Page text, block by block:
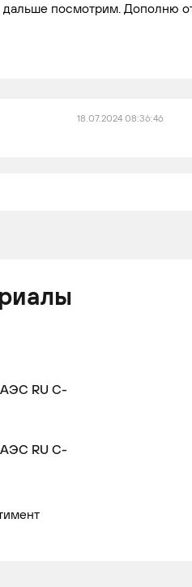
посмотрим. Дополню
18.07.2024 08:36:46
RU С-
RU С-